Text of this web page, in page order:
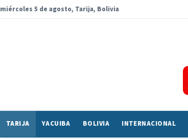
miércoles 5 de agosto, Tarija, Bolivia
TARIJA YACUIBA BOLIVIA INTERNACIONAL